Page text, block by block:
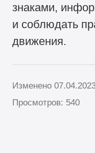
знаками,
и соблюдать
движения.
Изменено
Просмотров: 540